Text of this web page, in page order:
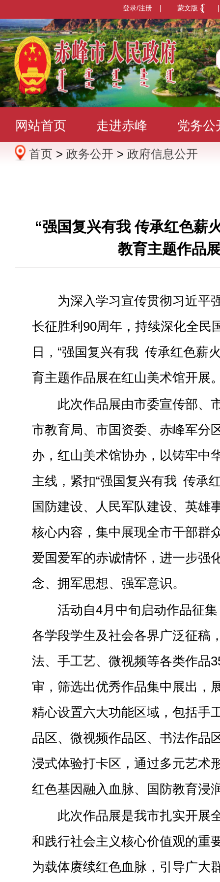
蒙文版
登录/注册
网站首页 走进赤峰 党务公
办事服务 政民互动 数据发
首页 > 政务公开 > 政府信息公开
“强国复兴有我 传承红色薪
教育主题作品
为深入学习宣传贯彻习近平
长征胜利90周年，持续深化全民
日，“强国复兴有我 传承红色薪
育主题作品展在红山美术馆开展
此次作品展由市委宣传部、
市教育局、市国资委、赤峰军分
办，红山美术馆协办，以铸牢中
主线，紧扣“强国复兴有我 传承
国防建设、人民军队建设、英雄
核心内容，集中展现全市干部群
爱国爱军的赤诚情怀，进一步强
念、拥军思想、强军意识。
活动自4月中旬启动作品征
各学段学生及社会各界广泛征稿
法、手工艺、微视频等各类作品
审，筛选出优秀作品集中展出，
精心设置六大功能区域，包括手
品区、微视频作品区、书法作品
浸式体验打卡区，通过多元艺术
红色基因融入血脉、国防教育浸
此次作品展是我市扎实开展
和践行社会主义核心价值观的重
为载体赓续红色血脉，引导广大